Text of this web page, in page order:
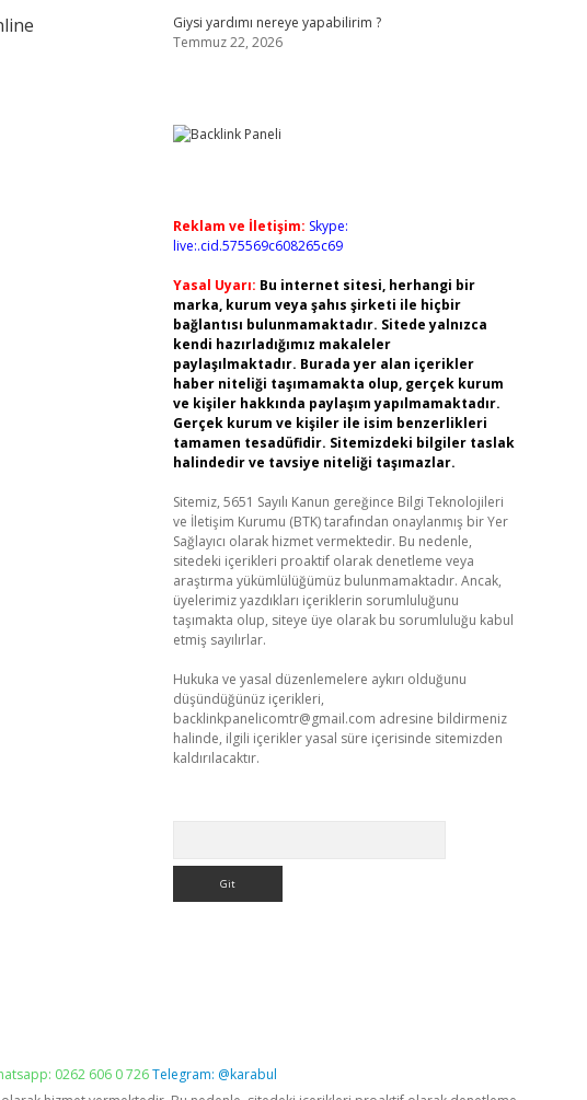
Giysi yardımı nereye yapabilirim ?
Temmuz 22, 2026
Reklam ve İletişim: Skype:
live:.cid.575569c608265c69
Yasal Uyarı: Bu internet sitesi, herhangi bir
marka, kurum veya şahıs şirketi ile hiçbir
bağlantısı bulunmamaktadır. Sitede yalnızca
kendi hazırladığımız makaleler
paylaşılmaktadır. Burada yer alan içerikler
haber niteliği taşımamakta olup, gerçek kurum
ve kişiler hakkında paylaşım yapılmamaktadır.
Gerçek kurum ve kişiler ile isim benzerlikleri
tamamen tesadüfidir. Sitemizdeki bilgiler taslak
halindedir ve tavsiye niteliği taşımazlar.
Sitemiz, 5651 Sayılı Kanun gereğince Bilgi Teknolojileri
ve İletişim Kurumu (BTK) tarafından onaylanmış bir Yer
Sağlayıcı olarak hizmet vermektedir. Bu nedenle,
sitedeki içerikleri proaktif olarak denetleme veya
araştırma yükümlülüğümüz bulunmamaktadır. Ancak,
üyelerimiz yazdıkları içeriklerin sorumluluğunu
taşımakta olup, siteye üye olarak bu sorumluluğu kabul
etmiş sayılırlar.
Hukuka ve yasal düzenlemelere aykırı olduğunu
düşündüğünüz içerikleri,
backlinkpanelicomtr@gmail.com adresine bildirmeniz
halinde, ilgili içerikler yasal süre içerisinde sitemizden
kaldırılacaktır.
0262 606 0 726Telegram: @karabul